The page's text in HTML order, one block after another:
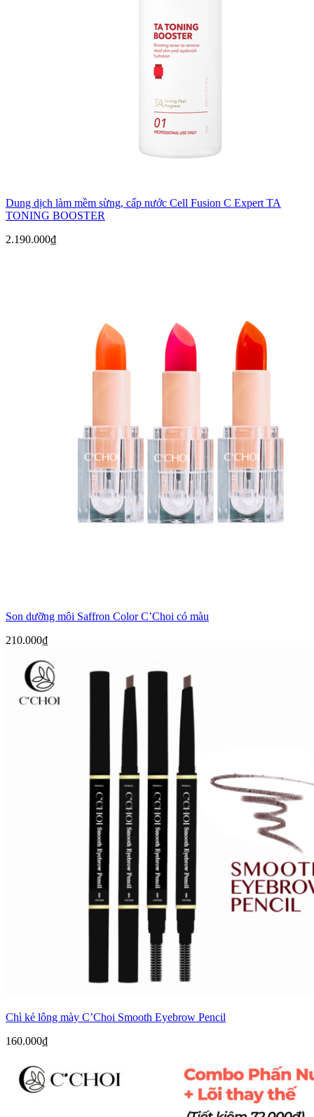
Dung dịch làm mềm sừng, cấp nước Cell Fusion C Expert TA
TONING BOOSTER
2.190.000₫
Son dưỡng môi Saffron Color C’Choi có màu
210.000₫
Chì kẻ lông mày C’Choi Smooth Eyebrow Pencil
160.000₫